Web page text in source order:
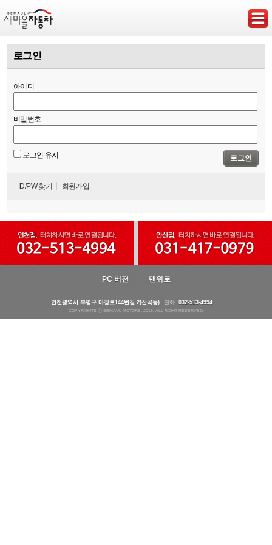
로그인
아이디
비밀번호
로그인 유지 로그인
ID/PW 찾기 회원가입
PC 버전 맨위로
인천광역시 부평구 마장로144번길 2(산곡동) 전화 032-513-4994
COPYRIGHTS ⓒ SEMAUL MOTORS. 2015. ALL RIGHT RESERVED.